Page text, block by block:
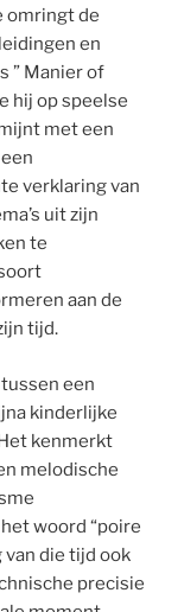
omringt de
en
” Manier of
hij op speelse
met een
verklaring van
uit zijn
te
aan de
tijd.
een
kinderlijke
kenmerkt
melodische
woord “poire
van die tijd ook
precisie